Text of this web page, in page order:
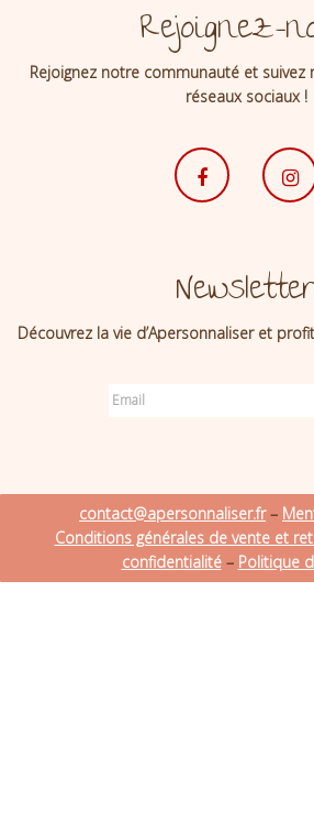
Rejoignez-
Rejoignez notre communauté et suivez
réseaux sociaux !
Newsletter
Découvrez la vie d’Apersonnaliser et
contact@apersonnaliser.fr–
Conditions générales de vente et
confidentialité– Politique